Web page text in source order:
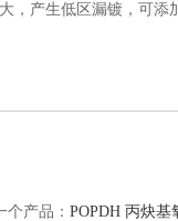
产生低区漏镀，可
产品： POPDH 丙炔基